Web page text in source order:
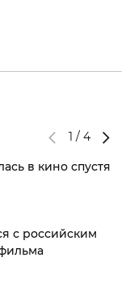
1 / 4
в кино спустя
с российским